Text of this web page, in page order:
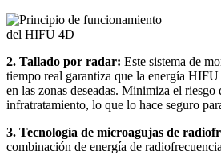
2. Tallado por radar: Este sistema de
tiempo real garantiza que la energía
en las zonas deseadas. Minimiza el riesgo
infratratamiento, lo que lo hace seguro
3. Tecnología de microagujas de
combinación de energía de